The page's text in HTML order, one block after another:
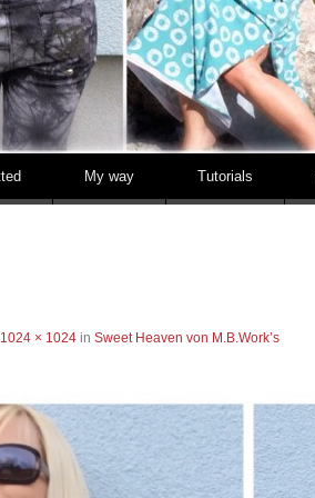
My way Tutorials
1024 × 1024 inSweet Heaven von M.B.Work’s